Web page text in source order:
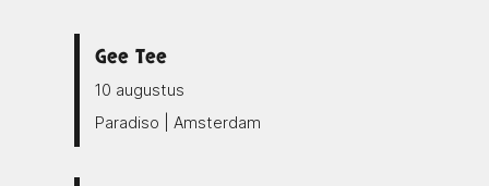
Gee Tee
10 augustus
Paradiso | Amsterdam